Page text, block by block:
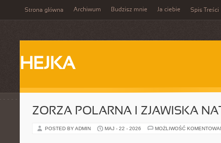
Strona główna Archiwum Budzisz mnie Ja ciebie Spis Treści
HEJKA
ZORZA POLARNA I ZJAWISKA
POSTED BY ADMIN MAJ - 22 - 2026 MOŻLIWOŚĆ